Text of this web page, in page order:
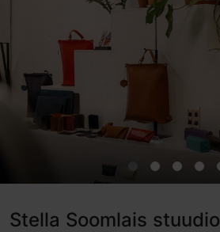
Stella Soomlais stuudio